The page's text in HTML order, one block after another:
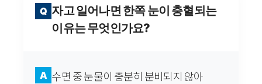
Q 자고 일어나면 한쪽 눈이 충혈되는
이유는 무엇인가요?
A 수면 중 눈물이 충분히 분비되지 않아